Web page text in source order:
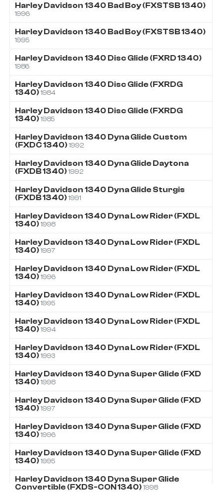
Harley Davidson 1340 Bad Boy (FXSTSB 1340)
1996
Harley Davidson 1340 Bad Boy (FXSTSB 1340)
1995
Harley Davidson 1340 Disc Glide (FXRD 1340)
1986
Harley Davidson 1340 Disc Glide (FXRDG
1340) 1984
Harley Davidson 1340 Disc Glide (FXRDG
1340) 1985
Harley Davidson 1340 Dyna Glide Custom
(FXDC 1340) 1992
Harley Davidson 1340 Dyna Glide Daytona
(FXDB 1340) 1992
Harley Davidson 1340 Dyna Glide Sturgis
(FXDB 1340) 1991
Harley Davidson 1340 Dyna Low Rider (FXDL
1340) 1998
Harley Davidson 1340 Dyna Low Rider (FXDL
1340) 1997
Harley Davidson 1340 Dyna Low Rider (FXDL
1340) 1996
Harley Davidson 1340 Dyna Low Rider (FXDL
1340) 1995
Harley Davidson 1340 Dyna Low Rider (FXDL
1340) 1994
Harley Davidson 1340 Dyna Low Rider (FXDL
1340) 1993
Harley Davidson 1340 Dyna Super Glide (FXD
1340) 1998
Harley Davidson 1340 Dyna Super Glide (FXD
1340) 1997
Harley Davidson 1340 Dyna Super Glide (FXD
1340) 1996
Harley Davidson 1340 Dyna Super Glide (FXD
1340) 1995
Harley Davidson 1340 Dyna Super Glide
Convertible (FXDS-CON 1340) 1998